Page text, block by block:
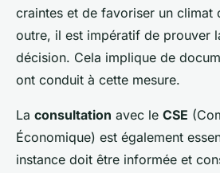
craintes et de favoriser un climat
outre, il est impératif de prouver
décision. Cela implique de
ont conduit à cette mesure.
La consultation avec le CSE
Économique) est également
instance doit être informée et